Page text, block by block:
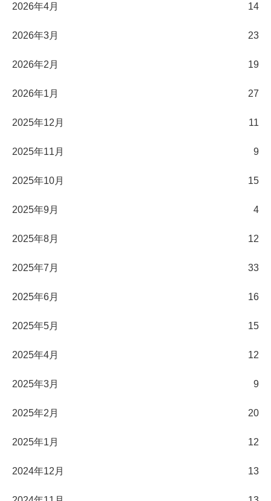
2026年4月 14
2026年3月 23
2026年2月 19
2026年1月 27
2025年12月 11
2025年11月 9
2025年10月 15
2025年9月 4
2025年8月 12
2025年7月 33
2025年6月 16
2025年5月 15
2025年4月 12
2025年3月 9
2025年2月 20
2025年1月 12
2024年12月 13